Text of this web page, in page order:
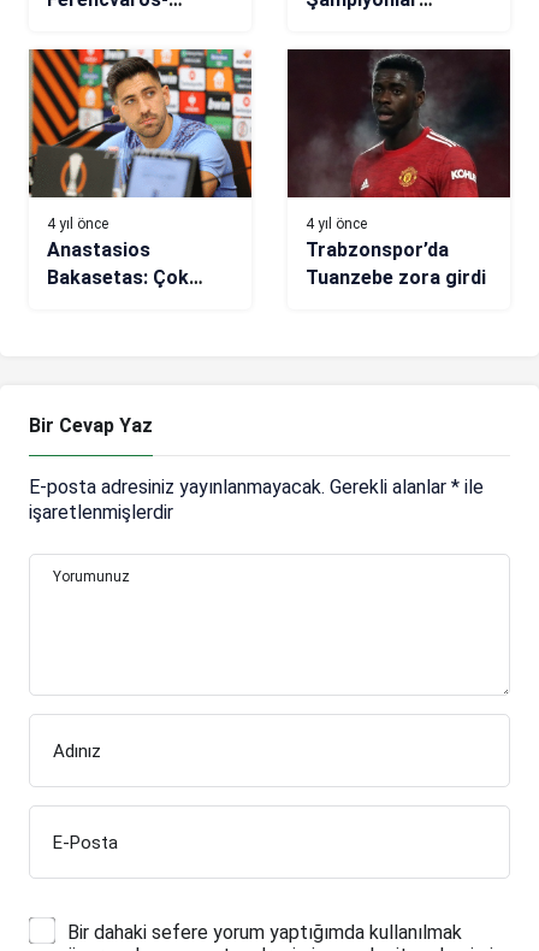
sonucu: 3-2
Kopenhag şehre
4 yıl önce
Anastasios
Bakasetas: Çok
4 yıl önce
Trabzonspor’da
Tuanzebe zora girdi
Bir Cevap Yaz
E-posta adresiniz yayınlanmayacak. Gerekli alanlar * ile
işaretlenmişlerdir
Yorumunuz
Adınız
E-Posta
Bir dahaki sefere yorum yaptığımda kullanılmak